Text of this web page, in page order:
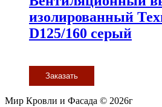
изолированный
D125/160 серый
Заказать
Мир Кровли и Фасада © 2026г